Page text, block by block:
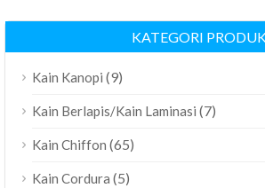
KATEGORI
Kain Kanopi (9)
Kain Berlapis/Kain Laminasi (7)
Kain Chiffon (65)
Kain Cordura (5)